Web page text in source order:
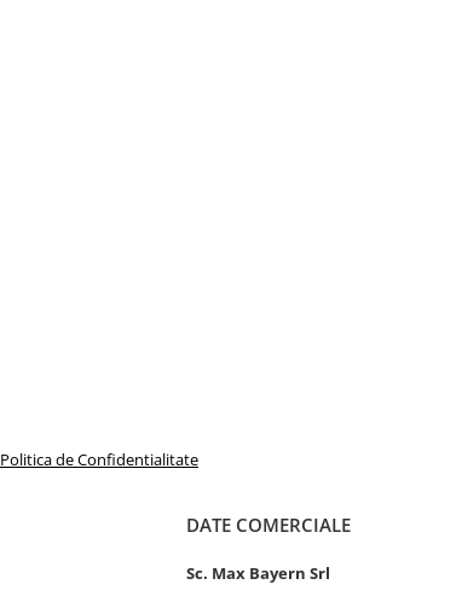
Politica de Confidentialitate
DATE COMERCIALE
Sc. Max Bayern Srl